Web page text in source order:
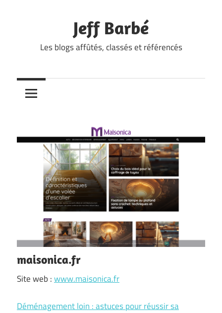
Jeff Barbé
Les blogs affûtés, classés et référencés
maisonica.fr
Site web :www.maisonica.fr
Déménagement loin : astuces pour réussir sa